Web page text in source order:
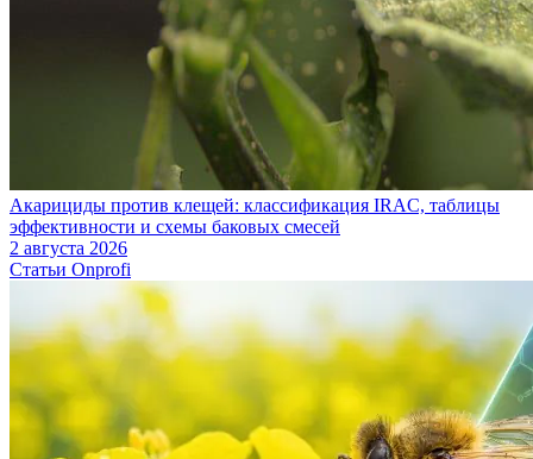
Акарициды против клещей: классификация IRAC, таблицы
эффективности и схемы баковых смесей
2 августа 2026
Статьи Onprofi